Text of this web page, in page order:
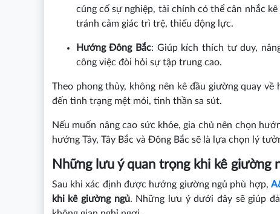
củng cố sự nghiệp, tài chính có thể cân nhắc
tránh cảm giác trì trệ, thiếu động lực.
Hướng Đông Bắc: Giúp kích thích tư duy,
công việc đòi hỏi sự tập trung cao.
Theo phong thủy, không nên kê đầu giường quay
đến tình trạng mệt mỏi, tinh thần sa sút.
Nếu muốn nâng cao sức khỏe, gia chủ nên chọn
hướng Tây, Tây Bắc và Đông Bắc sẽ là lựa chọn lý
Những lưu ý quan trọng khi kê giường
Sau khi xác định được hướng giường ngủ phù hợp,
khi kê giường ngủ. Những lưu ý dưới đây sẽ giúp